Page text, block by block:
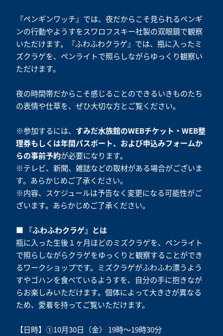
『ペンギンワッチ』では、夜だからこそ見られるペンギ
ンの行動やようすをスワロフスキー社製の双眼鏡で観察
いただけます。『ふわふわクラゲ』では、瓶に入ったミ
ズクラゲを、ペンライトで照らしながらゆっくり観察い
ただけます。
夜の時間帯だからこそ感じることのできるいきものたち
の表情や仕草を、ぜひ大切な方とご覧ください。
※参加するには、 すみだ水族館のWEBチケット・WEB整
理券もしくは年間パスポート、および申込みフォームか
らの事前予約が必要になります。
※テレビ、新聞、雑誌などの取材がある場合がございま
す。あらかじめご了承ください。
※内容、スケジュールは予告なく変更になる可能性がご
ざいます。あらかじめご了承ください。
■ 『ふわふわクラゲ』とは
瓶に入った生後１ヶ月ほどのミズクラゲを、ペンライト
で照らしながらクラゲをゆっくりと観察することができ
るワークショップです。ミズクラゲがふわふわ漂うよう
すやゴハンを食べているようすを、自分の手に抱きなが
らお楽しみいただけます。個体によって大きさが異なる
ため、愛着を持ってご覧いただけます。
【日時】①10月30日（金） 19時～19時30分